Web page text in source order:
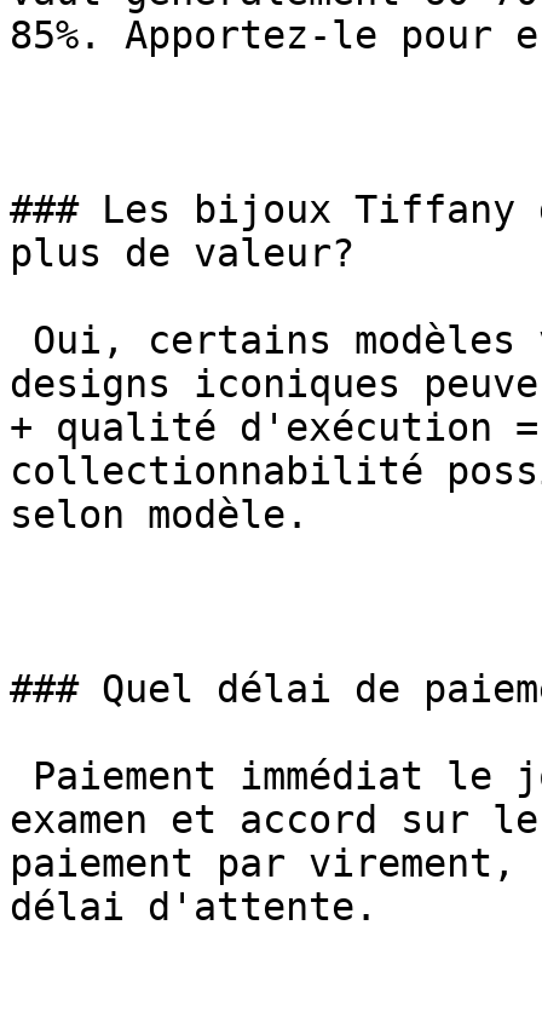
85%. Apportez-le pour
### Les bijoux
plus de valeur?
designs iconiques
+ qualité d'exécution =
collectionnabilité
selon modèle.
### Quel délai de
examen et accord sur
paiement par virement,
délai d'attente.